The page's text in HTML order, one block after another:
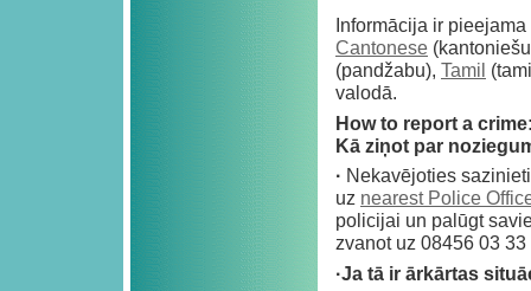
Informācija ir
Cantonese
(pandžabu), Tamil
valodā.
How to report a
Kā ziņot par
· Nekavējoties
uz nearest Police
policijai un palūgt
zvanot uz 08456 03 33
·Ja tā ir ārkārtas